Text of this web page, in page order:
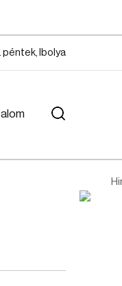
péntek, Ibolya